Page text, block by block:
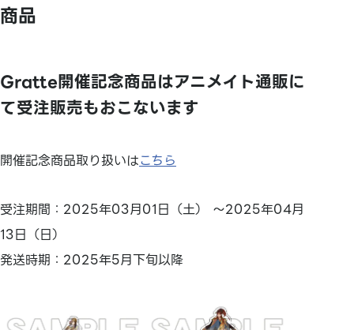
商品
Gratte開催記念商品はアニメイト通販に
て受注販売もおこないます
開催記念商品取り扱いはこちら
受注期間：2025年03月01日（土） ～2025年04月
13日（日）
発送時期：2025年5月下旬以降